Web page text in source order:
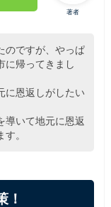
著者
のですが、やっぱ
に帰ってきまし
に恩返しがしたい
導いて地元に恩返
。
！